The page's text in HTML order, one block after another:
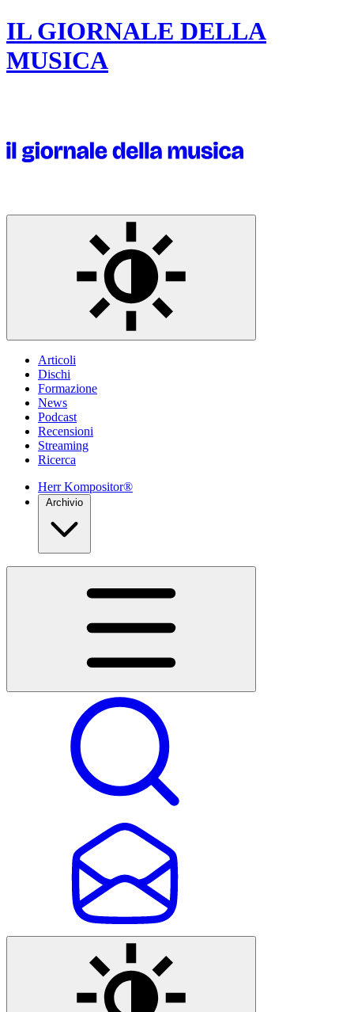
IL GIORNALE DELLA
MUSICA
Articoli
Dischi
Formazione
News
Podcast
Recensioni
Streaming
Ricerca
Herr Kompositor®
Archivio